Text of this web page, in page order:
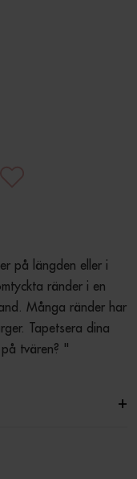
på längden eller i
ränder i en
Många ränder har
Tapetsera dina
tvären? "
+